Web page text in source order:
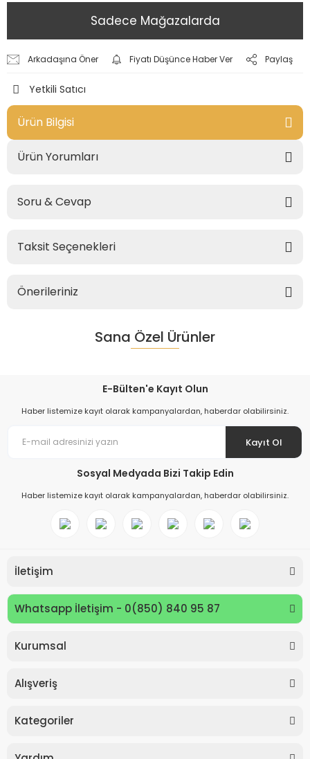
Sadece Mağazalarda
Arkadaşına Öner Fiyatı Düşünce Haber Ver Paylaş
Yetkili Satıcı
Ürün Bilgisi
Ürün Yorumları
Soru & Cevap
Taksit Seçenekleri
Önerileriniz
Sana Özel Ürünler
E-Bülten'e Kayıt Olun
Haber listemize kayıt olarak kampanyalardan, haberdar olabilirsiniz.
Kayıt Ol
Sosyal Medyada Bizi Takip Edin
Haber listemize kayıt olarak kampanyalardan, haberdar olabilirsiniz.
İletişim
Whatsapp İletişim - 0(850) 840 95 87
Kurumsal
Alışveriş
Kategoriler